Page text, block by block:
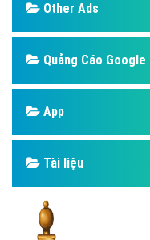
Other Ads
Quảng Cáo Google
App
Tài liệu